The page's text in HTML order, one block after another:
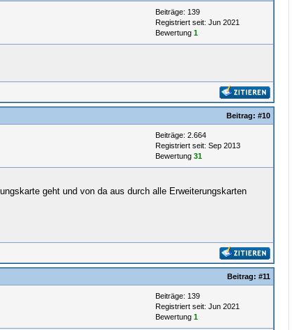
Beiträge: 139
Registriert seit: Jun 2021
Bewertung 1
Beitrag: #10
Beiträge: 2.664
Registriert seit: Sep 2013
Bewertung 31
geht und von da aus durch alle Erweiterungskarten
Beitrag: #11
Beiträge: 139
Registriert seit: Jun 2021
Bewertung 1